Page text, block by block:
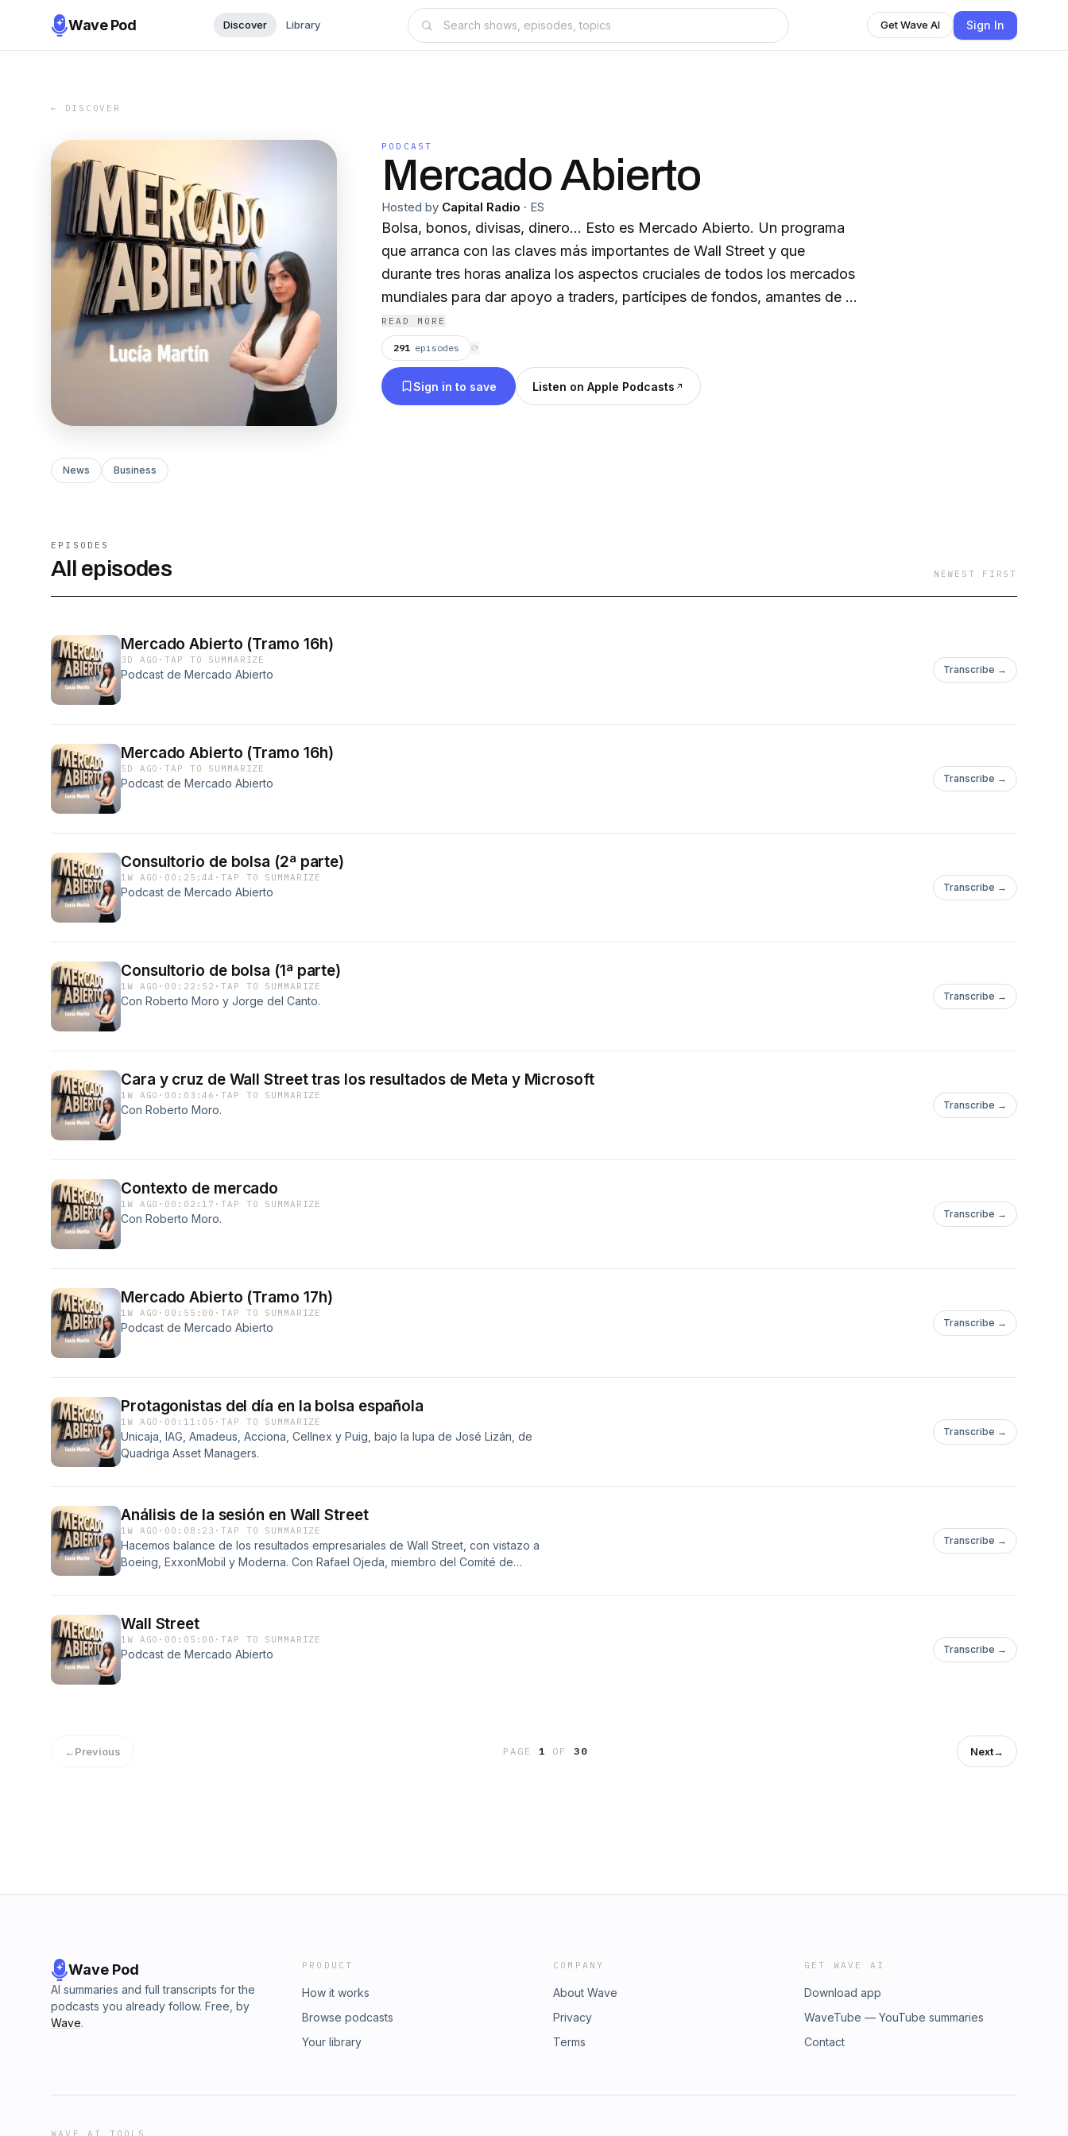
Wave Pod Discover Library Get Wave AI Sign In
← DISCOVER
PODCAST
Mercado Abierto
Hosted by Capital Radio · ES
Bolsa, bonos, divisas, dinero… Esto es Mercado Abierto. Un programa
que arranca con las claves más importantes de Wall Street y que
durante tres horas analiza los aspectos cruciales de todos los mercados
mundiales para dar apoyo a traders, partícipes de fondos, amantes de la
bolsa y personas inquietas por la economía. Siempre con un tono crítico
y analítico.
READ MORE
291 episodes ⟳
Sign in to save Listen on Apple Podcasts
News Business
EPISODES
All episodes NEWEST FIRST
Mercado Abierto (Tramo 16h)
3D AGO ·TAP TO SUMMARIZE
Podcast de Mercado Abierto Transcribe →
Mercado Abierto (Tramo 16h)
5D AGO ·TAP TO SUMMARIZE
Podcast de Mercado Abierto Transcribe →
Consultorio de bolsa (2ª parte)
1W AGO · 00:25:44 ·TAP TO SUMMARIZE
Podcast de Mercado Abierto Transcribe →
Consultorio de bolsa (1ª parte)
1W AGO · 00:22:52 ·TAP TO SUMMARIZE
Con Roberto Moro y Jorge del Canto. Transcribe →
Cara y cruz de Wall Street tras los resultados de Meta y Microsoft
1W AGO · 00:03:46 ·TAP TO SUMMARIZE
Con Roberto Moro. Transcribe →
Contexto de mercado
1W AGO · 00:02:17 ·TAP TO SUMMARIZE
Con Roberto Moro. Transcribe →
Mercado Abierto (Tramo 17h)
1W AGO · 00:55:00 ·TAP TO SUMMARIZE
Podcast de Mercado Abierto Transcribe →
Protagonistas del día en la bolsa española
1W AGO · 00:11:05 ·TAP TO SUMMARIZE
Unicaja, IAG, Amadeus, Acciona, Cellnex y Puig, bajo la lupa de José Lizán, de
Quadriga Asset Managers.
Transcribe →
Análisis de la sesión en Wall Street
1W AGO · 00:08:23 ·TAP TO SUMMARIZE
Hacemos balance de los resultados empresariales de Wall Street, con vistazo a
Boeing, ExxonMobil y Moderna. Con Rafael Ojeda, miembro del Comité de
Transcribe →
Wall Street
1W AGO · 00:05:00 ·TAP TO SUMMARIZE
Podcast de Mercado Abierto Transcribe →
←Previous PAGE 1 OF 30 Next→
Wave Pod
AI summaries and full transcripts for the
podcasts you already follow. Free, by
Wave.
PRODUCT
How it works
Browse podcasts
Your library
COMPANY
About Wave
Privacy
Terms
GET WAVE AI
Download app
WaveTube — YouTube summaries
Contact
WAVE AI TOOLS